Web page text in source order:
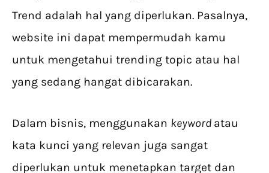
Trend adalah hal yang diperlukan. Pasalnya,
website ini dapat mempermudah kamu
untuk mengetahui trending topic atau hal
yang sedang hangat dibicarakan.
Dalam bisnis, menggunakan keyword atau
kata kunci yang relevan juga sangat
diperlukan untuk menetapkan target dan